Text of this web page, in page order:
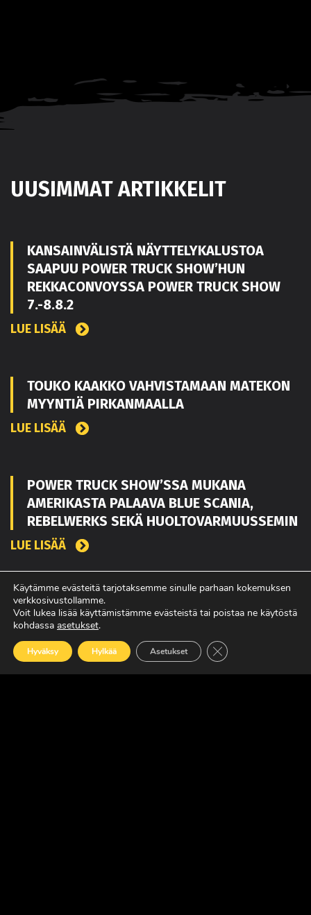
UUSIMMAT ARTIKKELIT
KANSAINVÄLISTÄ NÄYTTELYKALUSTOA
SAAPUU POWER TRUCK SHOW’HUN
REKKACONVOYSSA POWER TRUCK SHOW
7.-8.8.2
LUE LISÄÄ
TOUKO KAAKKO VAHVISTAMAAN MATEKON
MYYNTIÄ PIRKANMAALLA
LUE LISÄÄ
POWER TRUCK SHOW’SSA MUKANA
AMERIKASTA PALAAVA BLUE SCANIA,
REBELWERKS SEKÄ HUOLTOVARMUUSSEMIN
LUE LISÄÄ
MAXUKSET VIIDEN VUODEN TAKUULLA
LUE LISÄÄ
Käytämme evästeitä tarjotaksemme sinulle parhaan kokemuksen
verkkosivustollamme.
Voit lukea lisää käyttämistämme evästeistä tai poistaa ne käytöstä
kohdassa asetukset.
Hyväksy Hylkää Asetukset Sulje evästebanneri